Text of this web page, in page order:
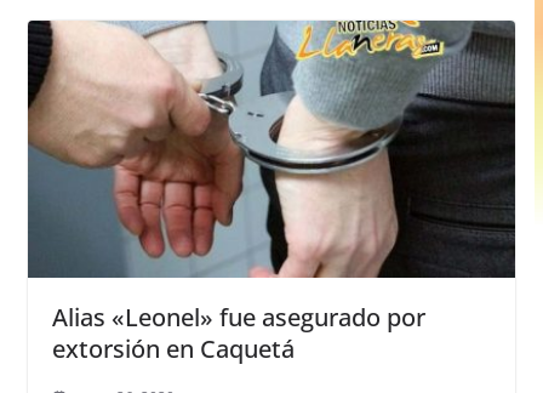
Alias «Leonel» fue asegurado por
extorsión en Caquetá